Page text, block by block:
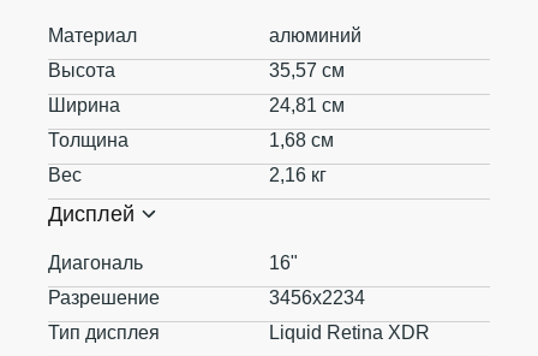
Материал
алюминий
Высота
35,57 см
Ширина
24,81 см
Толщина
1,68 см
Вес
2,16 кг
Дисплей
Диагональ
16"
Разрешение
3456x2234
Тип дисплея
Liquid Retina XDR